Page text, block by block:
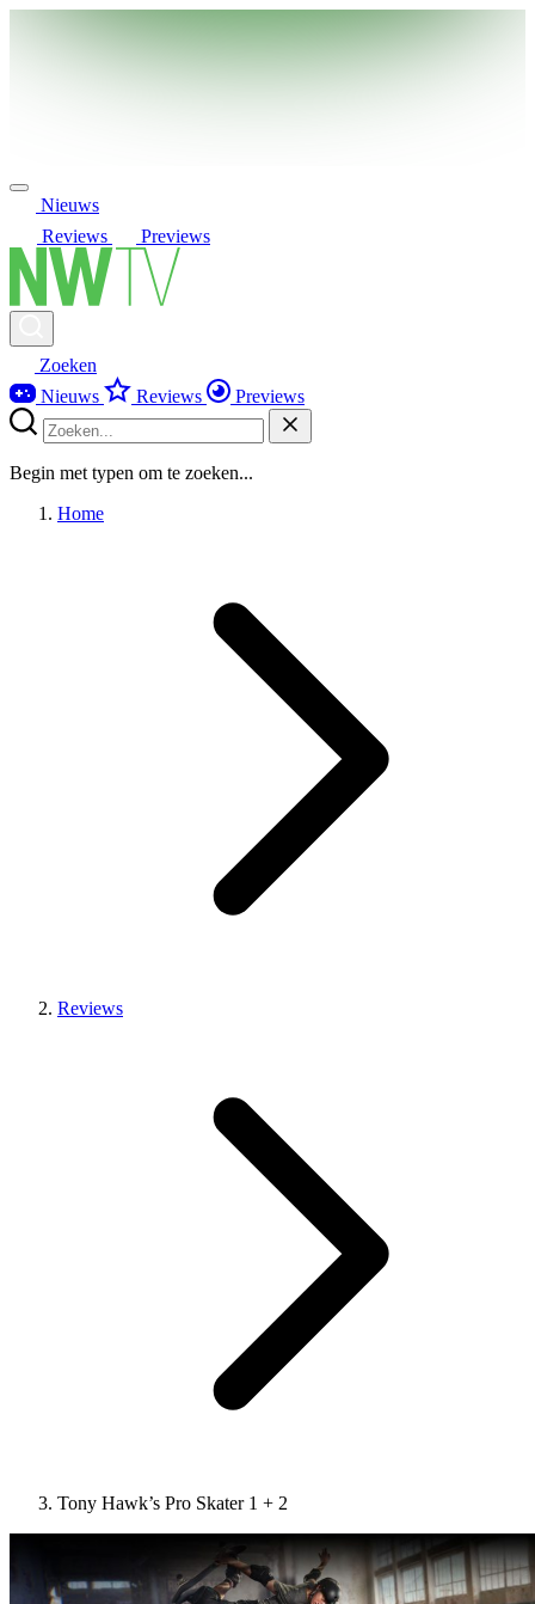
Nieuws
Reviews
Previews
Zoeken
Nieuws
Reviews Previews
Begin met typen om te zoeken...
Home
Reviews
Tony Hawk’s Pro Skater 1 + 2